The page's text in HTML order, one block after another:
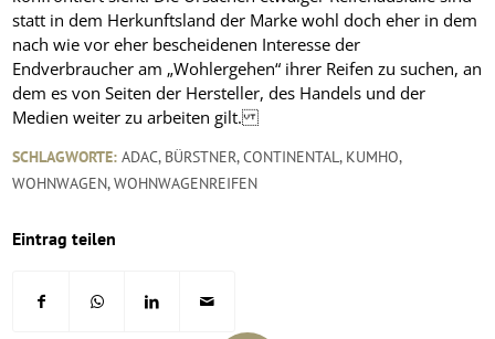
SCHLAGWORTE: ADAC, BÜRSTNER,CONTINENTAL, KUMHO,
WOHNWAGEN,WOHNWAGENREIFEN
Eintrag teilen